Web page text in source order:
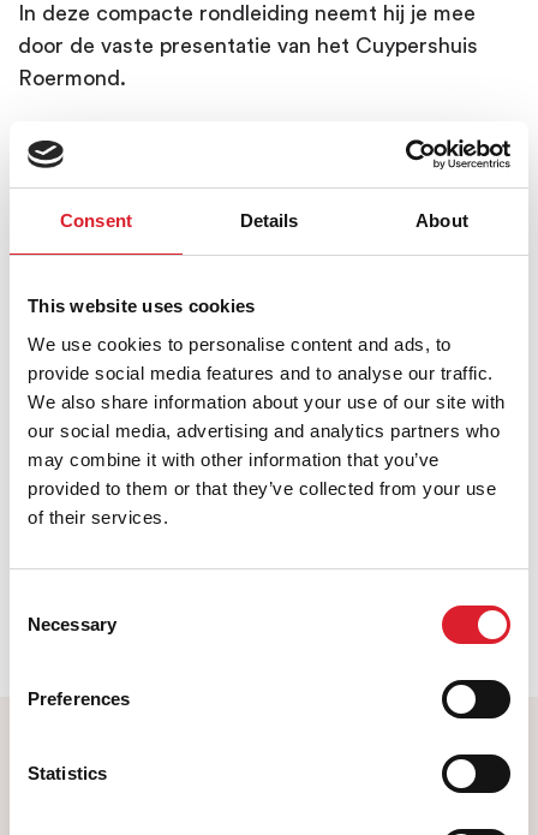
Consent Details About
This website uses cookies
We use cookies to personalise content and ads, to
provide social media features and to analyse our traffic.
We also share information about your use of our site with
our social media, advertising and analytics partners who
may combine it with other information that you’ve
provided to them or that they’ve collected from your use
of their services.
Selection
Necessary
Preferences
Statistics
In deze compacte rondleiding neemt hij je mee
door de vaste presentatie van het Cuypershuis
Roermond.
Accepteer
om deze
inhoud te
bekijken.
Deel deze pagina
Bekijk alle activiteiten